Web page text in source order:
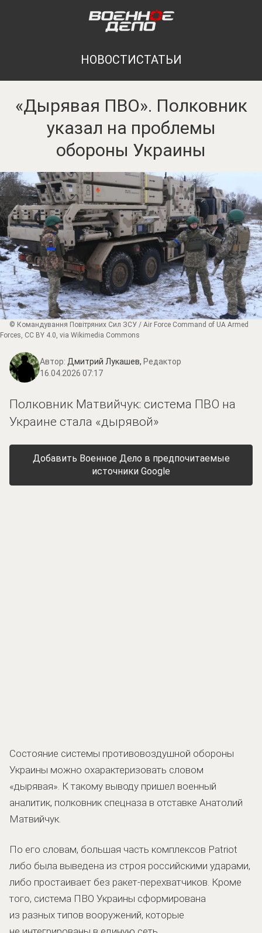
НОВОСТИСТАТЬИ
«Дырявая ПВО». Полковник
указал на проблемы
обороны Украины
© Командування Повітряних Сил ЗСУ / Air Force Command of UA Armed
Forces, CC BY 4.0, via Wikimedia Commons
Автор: Дмитрий Лукашев, Редактор
16.04.2026 07:17
Полковник Матвийчук: система ПВО на
Украине стала «дырявой»
Добавить Военное Дело в предпочитаемые
источники Google
Состояние системы противовоздушной обороны
Украины можно охарактеризовать словом
«дырявая». К такому выводу пришел военный
аналитик, полковник спецназа в отставке Анатолий
Матвийчук.
По его словам, большая часть комплексов Patriot
либо была выведена из строя российскими ударами,
либо простаивает без ракет-перехватчиков. Кроме
того, система ПВО Украины сформирована
из разных типов вооружений, которые